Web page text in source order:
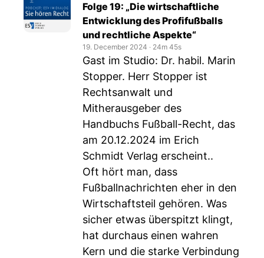
Folge 19: „Die wirtschaftliche
Entwicklung des Profifußballs
und rechtliche Aspekte“
19. December 2024 ‧ 24m 45s
Gast im Studio: Dr. habil. Marin
Stopper. Herr Stopper ist
Rechtsanwalt und
Mitherausgeber des
Handbuchs Fußball-Recht, das
am 20.12.2024 im Erich
Schmidt Verlag erscheint..
Oft hört man, dass
Fußballnachrichten eher in den
Wirtschaftsteil gehören. Was
sicher etwas überspitzt klingt,
hat durchaus einen wahren
Kern und die starke Verbindung